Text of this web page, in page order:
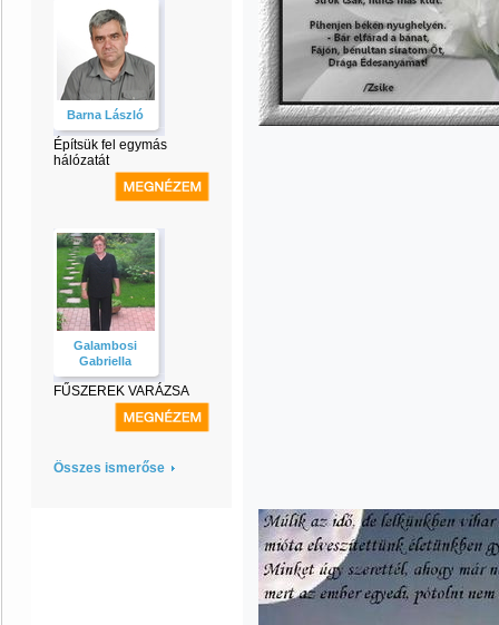
Barna László
Építsük fel egymás
hálózatát
Galambosi
Gabriella
FŰSZEREK VARÁZSA
Összes ismerőse